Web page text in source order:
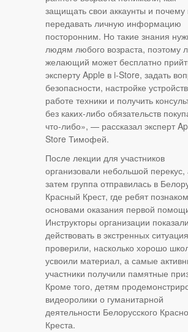
защищать свои аккаунты и почему
передавать личную информацию
посторонним. Но такие знания
людям любого возраста, поэтому
желающий может бесплатно
эксперту Apple в i-Store, задать
безопасности, настройке
работе техники и получить
без каких-либо обязательств
что-либо», — рассказал эксперт
Store Тимофей.
После лекции для участников
организовали небольшой перекус,
затем группа отправилась в
Красный Крест, где ребят
основами оказания первой
Инструкторы организации
действовать в экстренных
проверили, насколько хорошо
усвоили материал, а самые
участники получили памятные
Кроме того, детям
видеоролики о гуманитарной
деятельности Белорусского
Креста.